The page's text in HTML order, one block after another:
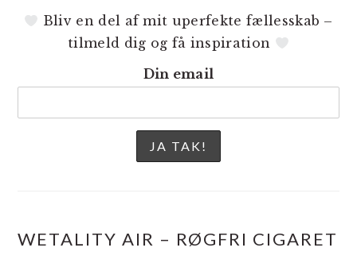
Bliv en del af mit uperfekte fællesskab –
tilmeld dig og få inspiration
Din email
WETALITY AIR – RØGFRI CIGARET